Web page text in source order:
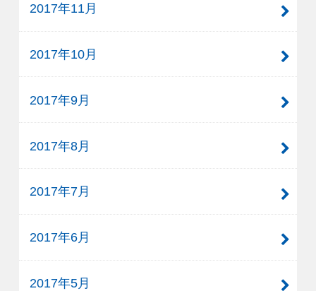
2017年11月
2017年10月
2017年9月
2017年8月
2017年7月
2017年6月
2017年5月